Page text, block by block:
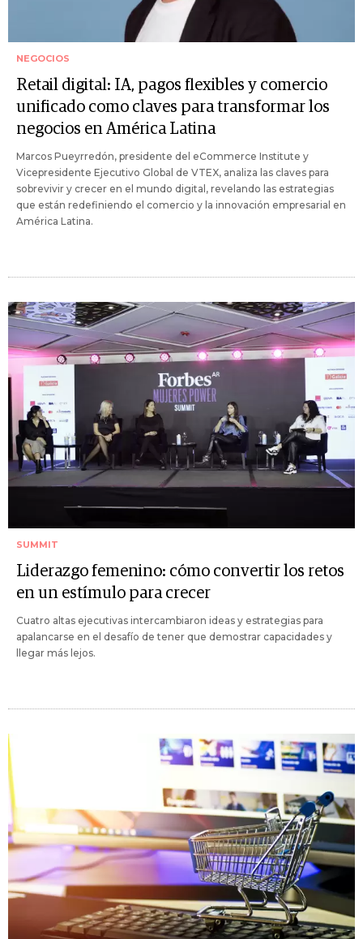
NEGOCIOS
Retail digital: IA, pagos flexibles y comercio
unificado como claves para transformar los
negocios en América Latina
Marcos Pueyrredón, presidente del eCommerce Institute y
Vicepresidente Ejecutivo Global de VTEX, analiza las claves para
sobrevivir y crecer en el mundo digital, revelando las estrategias
que están redefiniendo el comercio y la innovación empresarial en
América Latina.
SUMMIT
Liderazgo femenino: cómo convertir los retos
en un estímulo para crecer
Cuatro altas ejecutivas intercambiaron ideas y estrategias para
apalancarse en el desafío de tener que demostrar capacidades y
llegar más lejos.